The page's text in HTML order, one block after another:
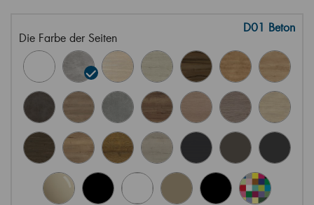
Die Farbe der Seiten
D01 Beton